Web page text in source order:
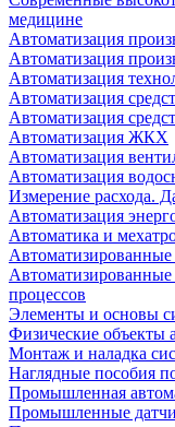
медицине
Автоматизация
Автоматизация
Автоматизация
Автоматизация
Автоматизация
Автоматизация ЖКХ
Автоматизация
Автоматизация
Измерение расхода.
Автоматизация
Автоматика и
Автоматизированные
процессов
Элементы и основы
Физические объекты
Монтаж и наладка
Наглядные пособия
Промышленная
Промышленные